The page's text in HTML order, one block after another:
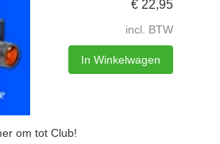
€ 22,95
incl. BTW
In Winkelwagen
om tot Club!